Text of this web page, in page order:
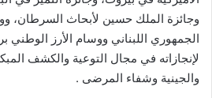
وجائزة الملك حسين لأبحاث السرطان،
الجمهوري اللبناني ووسام الأرز الوطني
لإنجازاته في مجال التوعية والكشف
والجينية وشفاء المرضى .